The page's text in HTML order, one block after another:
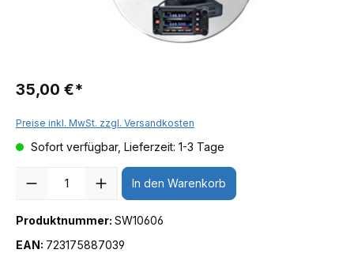
35,00 €*
Preise inkl. MwSt. zzgl. Versandkosten
Sofort verfügbar, Lieferzeit: 1-3 Tage
In den Warenkorb
Produktnummer: SW10606
EAN: 723175887039